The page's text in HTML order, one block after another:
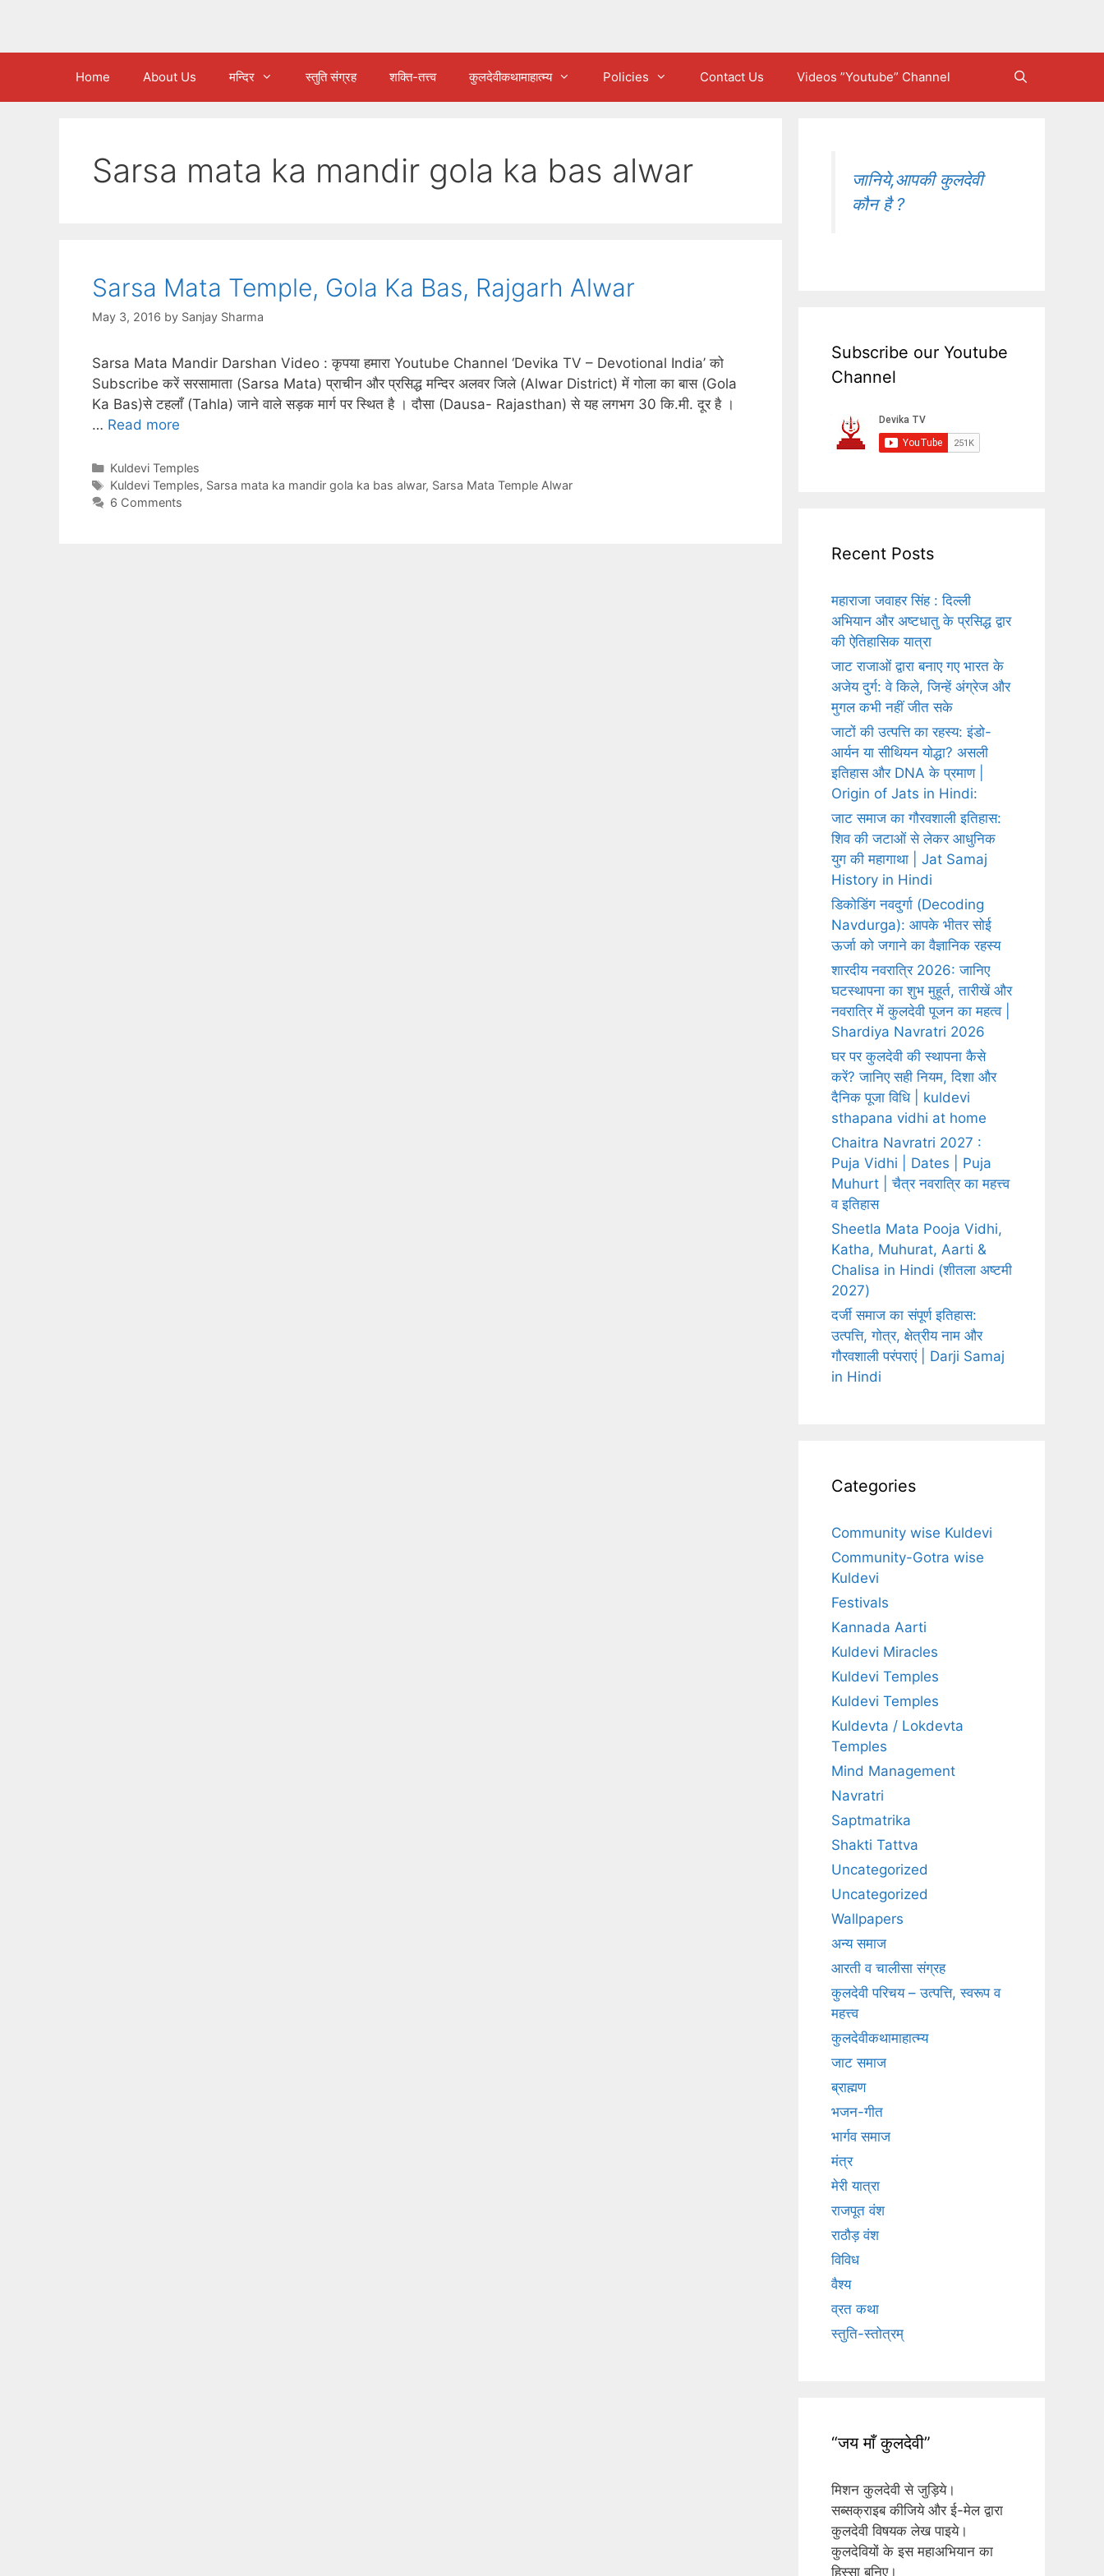
Home About Us मन्दिर स्तुति संग्रह शक्ति-तत्त्व कुलदेवीकथामाहात्म्य Policies Contact Us Videos ”Youtube” Channel
Sarsa mata ka mandir gola ka bas alwar
Sarsa Mata Temple, Gola Ka Bas, Rajgarh Alwar
May 3, 2016 by Sanjay Sharma
Sarsa Mata Mandir Darshan Video : कृपया हमारा Youtube Channel ‘Devika TV – Devotional India’ को
Subscribe करें सरसामाता (Sarsa Mata) प्राचीन और प्रसिद्ध मन्दिर अलवर जिले (Alwar District) में गोला का बास (Gola
Ka Bas)से टहलाँ (Tahla) जाने वाले सड़क मार्ग पर स्थित है । दौसा (Dausa- Rajasthan) से यह लगभग 30 कि.मी. दूर है ।
… Read more
Categories
Kuldevi Temples
Tags
Kuldevi Temples, Sarsa mata ka mandir gola ka bas alwar, Sarsa Mata Temple Alwar
6 Comments
जानिये,आपकी कुलदेवी
कौन है ?
Subscribe our Youtube
Channel
Recent Posts
महाराजा जवाहर सिंह : दिल्ली
अभियान और अष्टधातु के प्रसिद्ध द्वार
की ऐतिहासिक यात्रा
जाट राजाओं द्वारा बनाए गए भारत के
अजेय दुर्ग: वे किले, जिन्हें अंग्रेज और
मुगल कभी नहीं जीत सके
जाटों की उत्पत्ति का रहस्य: इंडो-
आर्यन या सीथियन योद्धा? असली
इतिहास और DNA के प्रमाण |
Origin of Jats in Hindi:
जाट समाज का गौरवशाली इतिहास:
शिव की जटाओं से लेकर आधुनिक
युग की महागाथा | Jat Samaj
History in Hindi
डिकोडिंग नवदुर्गा (Decoding
Navdurga): आपके भीतर सोई
ऊर्जा को जगाने का वैज्ञानिक रहस्य
शारदीय नवरात्रि 2026: जानिए
घटस्थापना का शुभ मुहूर्त, तारीखें और
नवरात्रि में कुलदेवी पूजन का महत्व |
Shardiya Navratri 2026
घर पर कुलदेवी की स्थापना कैसे
करें? जानिए सही नियम, दिशा और
दैनिक पूजा विधि | kuldevi
sthapana vidhi at home
Chaitra Navratri 2027 :
Puja Vidhi | Dates | Puja
Muhurt | चैत्र नवरात्रि का महत्त्व
व इतिहास
Sheetla Mata Pooja Vidhi,
Katha, Muhurat, Aarti &
Chalisa in Hindi (शीतला अष्टमी
2027)
दर्जी समाज का संपूर्ण इतिहास:
उत्पत्ति, गोत्र, क्षेत्रीय नाम और
गौरवशाली परंपराएं | Darji Samaj
in Hindi
Categories
Community wise Kuldevi
Community-Gotra wise
Kuldevi
Festivals
Kannada Aarti
Kuldevi Miracles
Kuldevi Temples
Kuldevi Temples
Kuldevta / Lokdevta
Temples
Mind Management
Navratri
Saptmatrika
Shakti Tattva
Uncategorized
Uncategorized
Wallpapers
अन्य समाज
आरती व चालीसा संग्रह
कुलदेवी परिचय – उत्पत्ति, स्वरूप व
महत्त्व
कुलदेवीकथामाहात्म्य
जाट समाज
ब्राह्मण
भजन-गीत
भार्गव समाज
मंत्र
मेरी यात्रा
राजपूत वंश
राठौड़ वंश
विविध
वैश्य
व्रत कथा
स्तुति-स्तोत्रम्
“जय माँ कुलदेवी”
मिशन कुलदेवी से जुड़िये।
सब्सक्राइब कीजिये और ई-मेल द्वारा
कुलदेवी विषयक लेख पाइये।
कुलदेवियों के इस महाअभियान का
हिस्सा बनिए।